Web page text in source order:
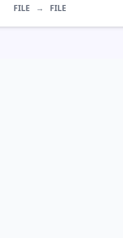
FILE → FILE